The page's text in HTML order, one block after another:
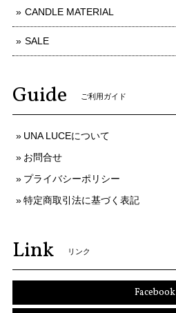
CANDLE MATERIAL
SALE
Guide ご利用ガイド
UNA LUCEについて
お問合せ
プライバシーポリシー
特定商取引法に基づく表記
Link リンク
Facebook